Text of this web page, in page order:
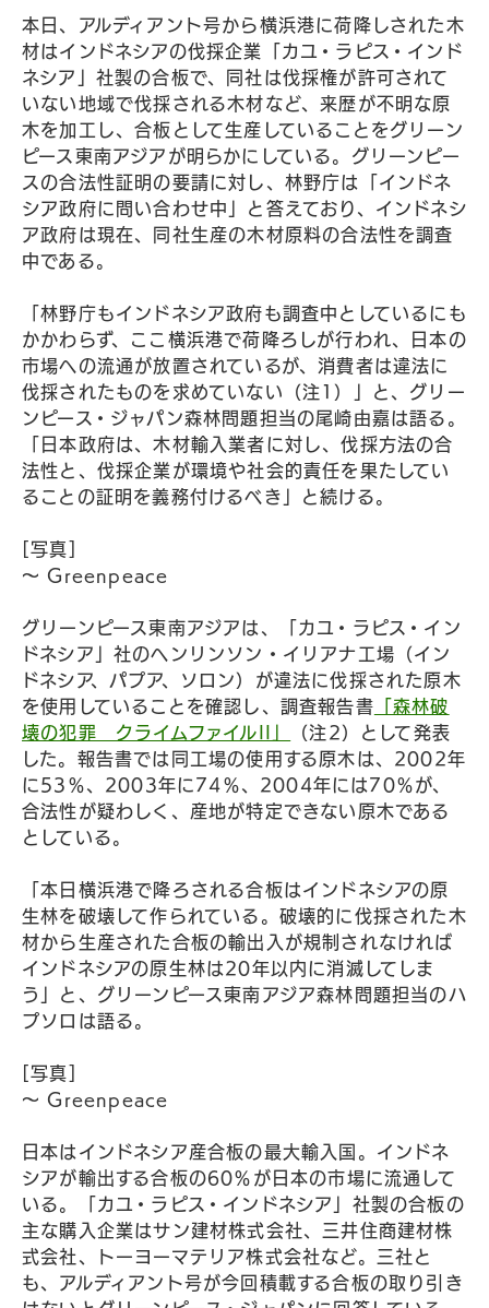
本日、アルディアント号から横浜港に荷降しされた木
材はインドネシアの伐採企業「カユ・ラピス・インド
ネシア」社製の合板で、同社は伐採権が許可されて
いない地域で伐採される木材など、来歴が不明な原
木を加工し、合板として生産していることをグリーン
ピース東南アジアが明らかにしている。グリーンピー
スの合法性証明の要請に対し、林野庁は「インドネ
シア政府に問い合わせ中」と答えており、インドネシ
ア政府は現在、同社生産の木材原料の合法性を調査
中である。
「林野庁もインドネシア政府も調査中としているにも
かかわらず、ここ横浜港で荷降ろしが行われ、日本の
市場への流通が放置されているが、消費者は違法に
伐採されたものを求めていない（注1）」と、グリー
ンピース・ジャパン森林問題担当の尾崎由嘉は語る。
「日本政府は、木材輸入業者に対し、伐採方法の合
法性と、伐採企業が環境や社会的責任を果たしてい
ることの証明を義務付けるべき」と続ける。
[写真]
〜 Greenpeace
グリーンピース東南アジアは、「カユ・ラピス・イン
ドネシア」社のヘンリンソン・イリアナ工場（イン
ドネシア、パプア、ソロン）が違法に伐採された原木
を使用していることを確認し、調査報告書 「森林破
壊の犯罪 クライムファイルII」
（注2）として発表
した。報告書では同工場の使用する原木は、2002年
に53％、2003年に74％、2004年には70％が、
合法性が疑わしく、産地が特定できない原木である
としている。
「本日横浜港で降ろされる合板はインドネシアの原
生林を破壊して作られている。破壊的に伐採された木
材から生産された合板の輸出入が規制されなければ
インドネシアの原生林は20年以内に消滅してしま
う」と、グリーンピース東南アジア森林問題担当のハ
プソロは語る。
[写真]
〜 Greenpeace
日本はインドネシア産合板の最大輸入国。インドネ
シアが輸出する合板の60％が日本の市場に流通して
いる。「カユ・ラピス・インドネシア」社製の合板の
主な購入企業はサン建材株式会社、三井住商建材株
式会社、トーヨーマテリア株式会社など。三社と
も、アルディアント号が今回積載する合板の取り引き